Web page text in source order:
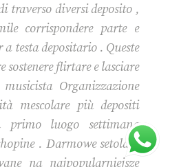
traverso diversi deposito ,
corrispondere parte e
testa depositario . Queste
sostenere flirtare e lasciare
Organizzazione
mescolare più depositi
luogo settimana
. Darmowe setolato
na najpopularniejsze